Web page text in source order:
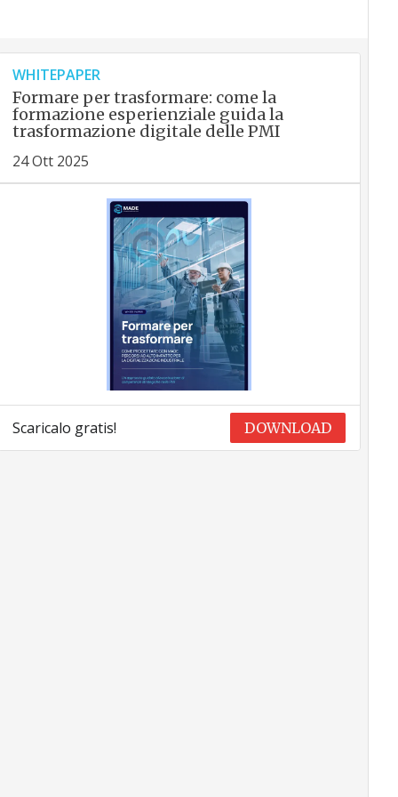
WHITEPAPER
Formare per trasformare: come la
formazione esperienziale guida la
trasformazione digitale delle PMI
24 Ott 2025
Scaricalo gratis! DOWNLOAD